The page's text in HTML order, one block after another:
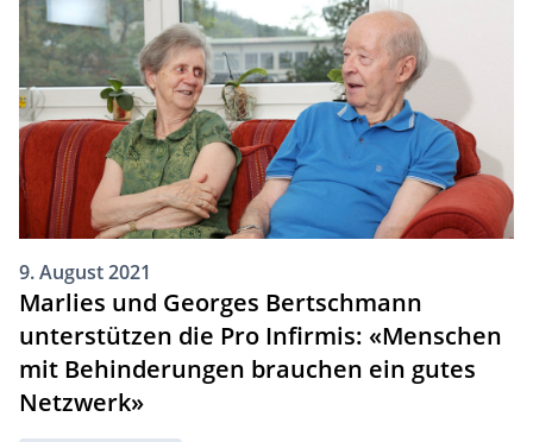
9. August 2021
Marlies und Georges Bertschmann
unterstützen die Pro Infirmis: «Menschen
mit Behinderungen brauchen ein gutes
Netzwerk»